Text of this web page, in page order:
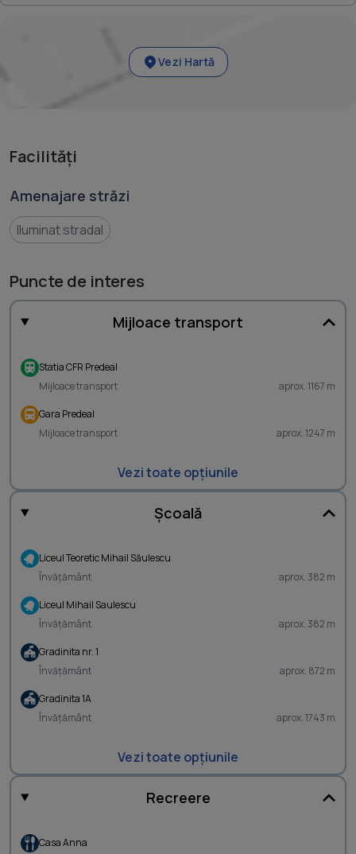
-Potențial excelent pentru investiție și dezvoltare turistică
Vezi Hartă
Facilități
Amenajare străzi
Iluminat stradal
Puncte de interes
Mijloace transport
Statia CFR Predeal
Mijloace transport
aprox. 1167 m
Gara Predeal
Mijloace transport
aprox. 1247 m
Vezi toate opțiunile
Școală
Liceul Teoretic Mihail Săulescu
Învățământ
aprox. 382 m
Liceul Mihail Saulescu
Învățământ
aprox. 382 m
Gradinita nr. 1
Învățământ
aprox. 872 m
Gradinita 1A
Învățământ
aprox. 1743 m
Vezi toate opțiunile
Recreere
Casa Anna